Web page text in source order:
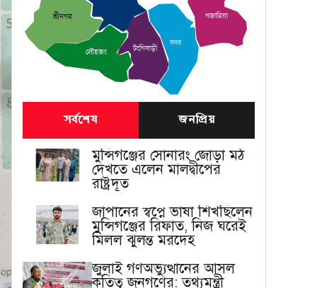
শ্রীনগর
টংগিবাড়ী
সদর
গজারিয়া
লৌহজং
সর্বশেষ জনপ্রিয়
মুন্সিগঞ্জের সোনারং জোড়া মঠ
দেখতে এলেন মালদ্বীপের
রাষ্ট্রদূত
জাপানের স্বপ্নে ভাষা শিখছিলেন
মুন্সিগঞ্জের রিফাত, নিজ ঘরেই
মিলল ঝুলন্ত মরদেহ
জুলাই গণঅভ্যুত্থানের আসল
কৃতিত্ব জনগণের: তথ্যমন্ত্রী